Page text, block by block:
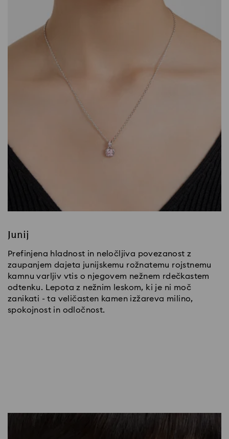
Junij
Prefinjena hladnost in neločljiva povezanost z
zaupanjem dajeta junijskemu rožnatemu rojstnemu
kamnu varljiv vtis o njegovem nežnem rdečkastem
odtenku. Lepota z nežnim leskom, ki je ni moč
zanikati - ta veličasten kamen izžareva milino,
spokojnost in odločnost.